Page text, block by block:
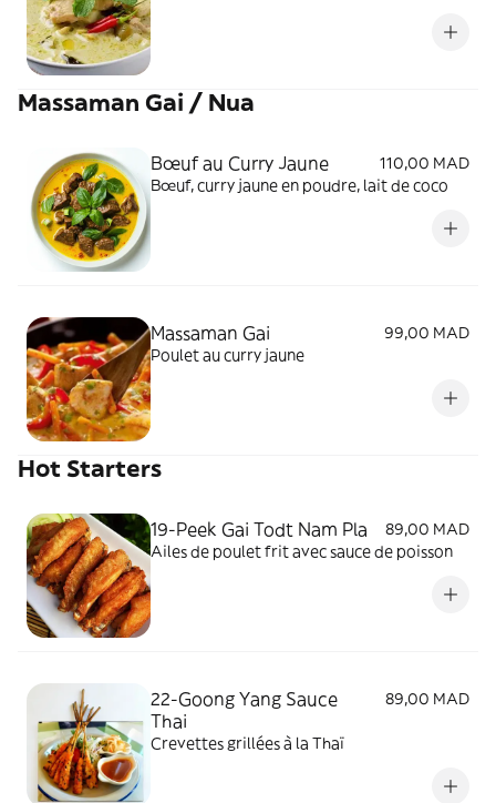
Massaman Gai / Nua
Bœuf au Curry Jaune
110,00 MAD
Bœuf, curry jaune en poudre, lait de coco
Massaman Gai
99,00 MAD
Poulet au curry jaune
Hot Starters
19-Peek Gai Todt Nam Pla
89,00 MAD
Ailes de poulet frit avec sauce de poisson
22-Goong Yang Sauce
Thai
89,00 MAD
Crevettes grillées à la Thaï